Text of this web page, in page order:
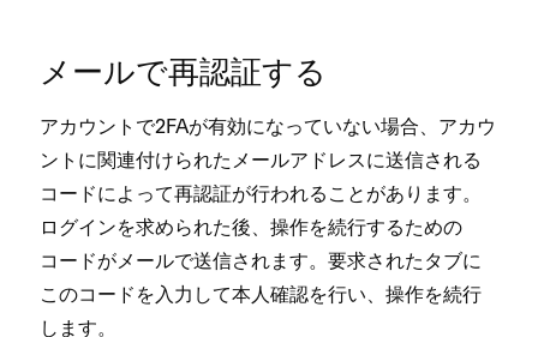
メ⁠ールで再認証する
アカウントで2FAが有効にな⁠っていない場合⁠、アカウ
ントに関連付けられたメ⁠ールアドレスに送信される
コ⁠ードによ⁠って再認証が行われることがあります⁠。
ログインを求められた後⁠、操作を続行するための
コ⁠ードがメ⁠ールで送信されます⁠。要求されたタブに
このコ⁠ードを入力して本人確認を行い⁠、操作を続行
します⁠。